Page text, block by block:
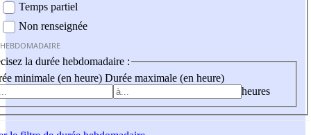
Temps partiel
Non renseignée
la durée hebdomadaire :
minimale (en heure) Durée maximale (en heure)
heures